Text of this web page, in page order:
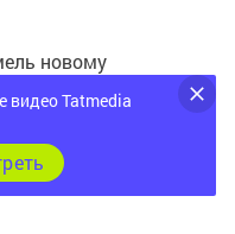
новому
советник главы
и
начальник
Баданин.
видео Tatmedia